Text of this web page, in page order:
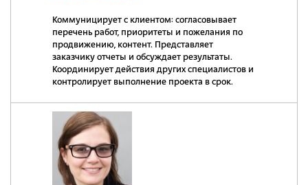
Коммуницирует с клиентом: согласовывает
перечень работ, приоритеты и пожелания по
продвижению, контент. Представляет
заказчику отчеты и обсуждает результаты.
Координирует действия других специалистов и
контролирует выполнение проекта в срок.